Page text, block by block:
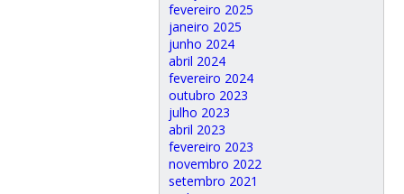
fevereiro 2025
janeiro 2025
junho 2024
abril 2024
fevereiro 2024
outubro 2023
julho 2023
abril 2023
fevereiro 2023
novembro 2022
setembro 2021